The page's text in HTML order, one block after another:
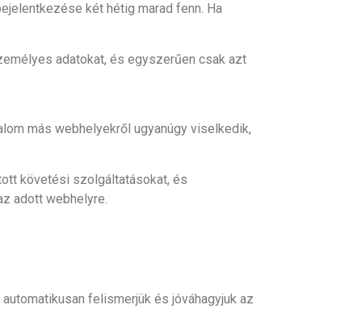
két hétig marad fenn. Ha
adatokat, és egyszerűen csak azt
más webhelyekről ugyanúgy viselkedik,
követési szolgáltatásokat, és
adott webhelyre.
felismerjük és jóváhagyjuk az